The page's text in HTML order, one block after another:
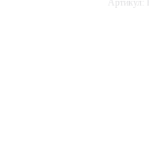
Артикул: